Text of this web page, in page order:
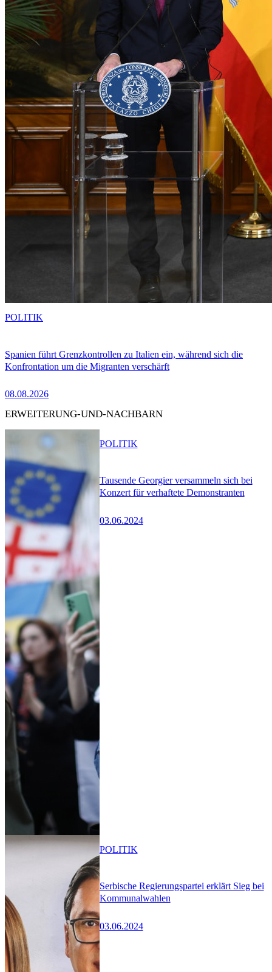
Spanien führt Grenzkontrollen zu Italien ein, während sich die
Konfrontation um die Migranten verschärft
08.08.2026
POLITIK
ERWEITERUNG-UND-NACHBARN
Tausende Georgier versammeln sich bei
Konzert für verhaftete Demonstranten
03.06.2024
POLITIK
Serbische Regierungspartei erklärt Sieg bei
Kommunalwahlen
03.06.2024
POLITIK